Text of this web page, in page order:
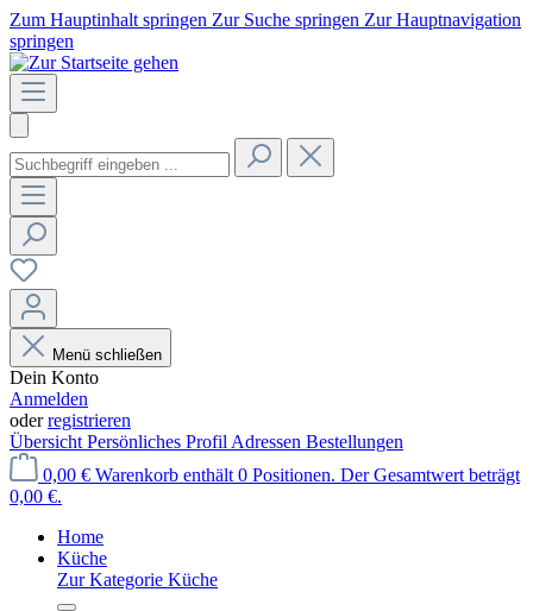
Zum Hauptinhalt springen Zur Suche springen Zur Hauptnavigation
springen
Menü schließen
Dein Konto
Anmelden
oderregistrieren
Übersicht Persönliches Profil Adressen Bestellungen
0,00 € Warenkorb enthält 0 Positionen. Der Gesamtwert beträgt
0,00 €.
Home
Küche
Zur Kategorie Küche